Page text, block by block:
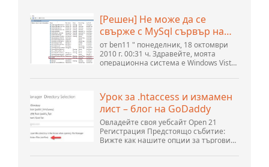
[Решен] Не може да се
свърже с MySql сървър на
localhost (10061) (Вижте
темата) * Форум на
общността на Apache
OpenOffice
от ben11 " понеделник, 18 октомври
2010 г. 00:31 ч. Здравейте, моята
операционна система е Windows Vista
се да настроя връзка към MySQL база
данни openOffice.org 3. .
Урок за .htaccess и измамен
лист – блог на GoDaddy
Овладейте своя уебсайт Open 21
Регистрация Предстоящо събитие:
Вижте как нашите опции за търговия
да се адаптира към променящия се